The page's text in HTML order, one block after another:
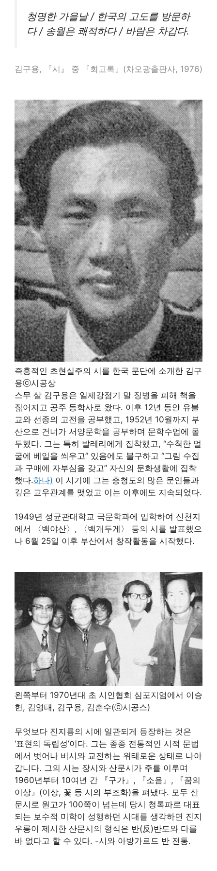
청명한 가을날 / 한국의 고도를 방문하
다 / 송월은 쾌적하다 / 바람은 차갑다.
김구용, 『시』 중 『회고록』(차오광출판사, 1976)
즉흥적인 초현실주의 시를 한국 문단에 소개한 김구
용ⓒ시공상
스무 살 김구용은 일제강점기 말 징병을 피해 책을
짊어지고 공주 동학사로 왔다. 이후 12년 동안 유불
교와 선종의 고전을 공부했고, 1952년 10월까지 부
산으로 건너가 서양문학을 공부하며 문학수업에 몰
두했다. 그는 특히 발레리에게 집착했고, “수척한 얼
굴에 베일을 씌우고” 있음에도 불구하고 “그림 수집
과 구매에 자부심을 갖고” 자신의 문화생활에 집착
했다.하나) 이 시기에 그는 충청도의 많은 문인들과
깊은 교우관계를 맺었고 이는 이후에도 지속되었다.
1949년 성균관대학교 국문학과에 입학하여 신천지
에서 〈백야산〉, 〈백개두게〉 등의 시를 발표했으
나 6월 25일 이후 부산에서 창작활동을 시작했다.
왼쪽부터 1970년대 초 시인협회 심포지엄에서 이승
헌, 김영태, 김구용, 김춘수(ⓒ시공스)
무엇보다 진지룡의 시에 일관되게 등장하는 것은
‘표현의 독립성’이다. 그는 종종 전통적인 시적 문법
에서 벗어나 비시와 교전하는 위태로운 상태로 나아
갑니다. 그의 시는 장시와 산문시가 주를 이루며
1960년부터 10여년 간 『구가』, 『소음』, 『꿈의
이상』(이상, 꽃 등 시의 부조화)을 펴냈다. 모두 산
문시로 원고가 100쪽이 넘는데 당시 청록파로 대표
되는 보수적 미학이 성행하던 시대를 생각하면 진지
우롱이 제시한 산문시의 형식은 반(反)반도와 다를
바 없다고 할 수 있다. -시와 아방가르드 반 전통.